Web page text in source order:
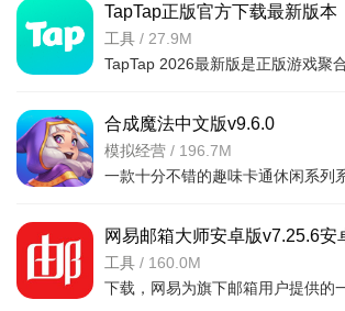
TapTap正版官方下载最新版本
2026v2.94.0-mkt#100300手机
工具 / 27.9M
合成魔法中文版v9.6.0
模拟经营 / 196.7M
网易邮箱大师安卓版v7.25.6安
工具 / 160.0M